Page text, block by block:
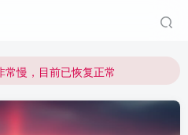
慢，目前已恢复正常
给邱老师重置即可